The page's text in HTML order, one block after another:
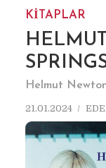
KİTAPLAR
Helmut
21.01.2024